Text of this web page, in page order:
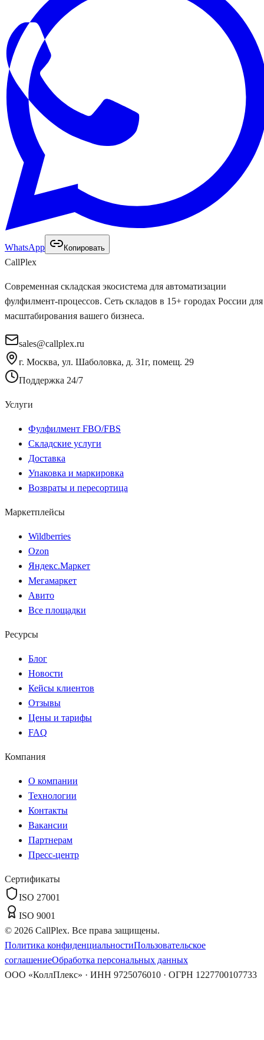
WhatsApp Копировать
CallPlex
Современная складская экосистема для автоматизации
фулфилмент-процессов. Сеть складов в 15+ городах России для
масштабирования вашего бизнеса.
sales@callplex.ru
г. Москва, ул. Шаболовка, д. 31г, помещ. 29
Поддержка 24/7
Услуги
Фулфилмент FBO/FBS
Складские услуги
Доставка
Упаковка и маркировка
Возвраты и пересортица
Маркетплейсы
Wildberries
Ozon
Яндекс.Маркет
Мегамаркет
Авито
Все площадки
Ресурсы
Блог
Новости
Кейсы клиентов
Отзывы
Цены и тарифы
FAQ
Компания
О компании
Технологии
Контакты
Вакансии
Партнерам
Пресс-центр
Сертификаты
ISO 27001
ISO 9001
© 2026 CallPlex. Все права защищены.
Политика конфиденциальностиПользовательское
соглашениеОбработка персональных данных
ООО «КоллПлекс» · ИНН 9725076010 · ОГРН 1227700107733